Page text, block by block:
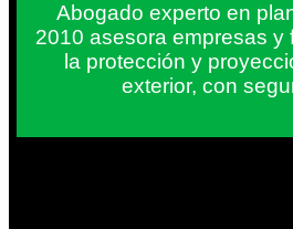
Abogado experto en
2010 asesora empresas
la protección y
exterior, con